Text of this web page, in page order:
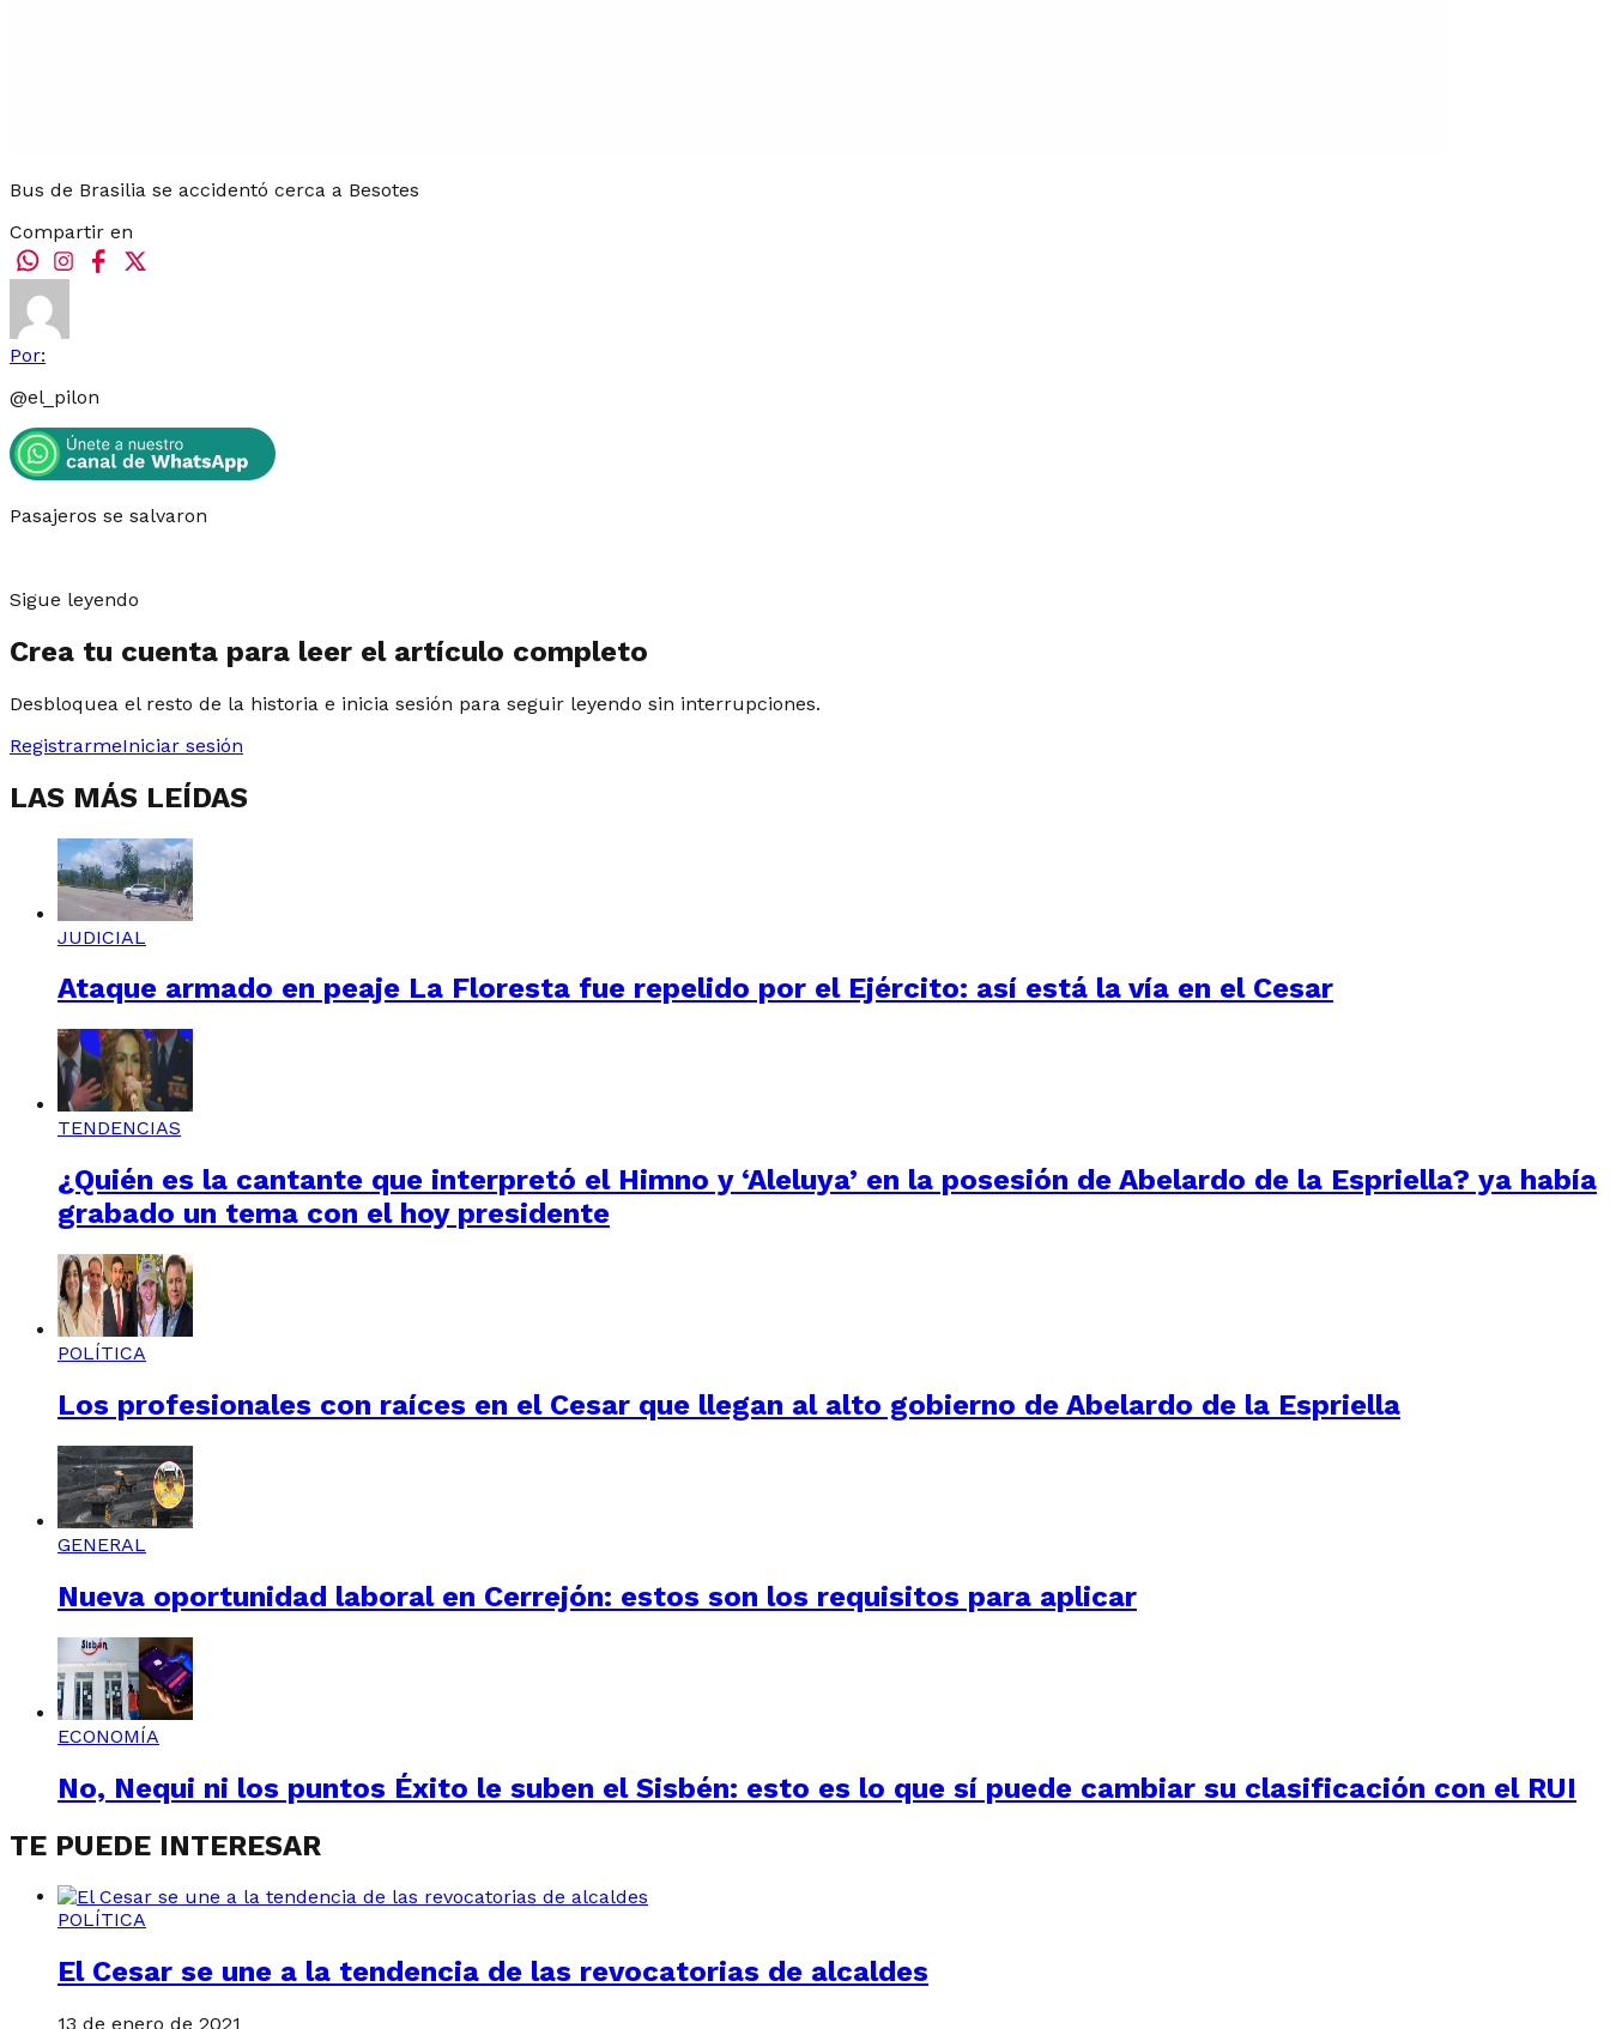
Bus de Brasilia se accidentó cerca a Besotes
Compartir en
Por:
@el_pilon
Pasajeros se salvaron
Sigue leyendo
Crea tu cuenta para leer el artículo completo
Desbloquea el resto de la historia e inicia sesión para seguir leyendo sin interrupciones.
RegistrarmeIniciar sesión
LAS MÁS LEÍDAS
JUDICIAL
Ataque armado en peaje La Floresta fue repelido por el Ejército: así está la vía en el Cesar
TENDENCIAS
¿Quién es la cantante que interpretó el Himno y ‘Aleluya’ en la posesión de Abelardo de la Espriella? ya había
grabado un tema con el hoy presidente
POLÍTICA
Los profesionales con raíces en el Cesar que llegan al alto gobierno de Abelardo de la Espriella
GENERAL
Nueva oportunidad laboral en Cerrejón: estos son los requisitos para aplicar
ECONOMÍA
No, Nequi ni los puntos Éxito le suben el Sisbén: esto es lo que sí puede cambiar su clasificación con el RUI
TE PUEDE INTERESAR
POLÍTICA
El Cesar se une a la tendencia de las revocatorias de alcaldes
13 de enero de 2021